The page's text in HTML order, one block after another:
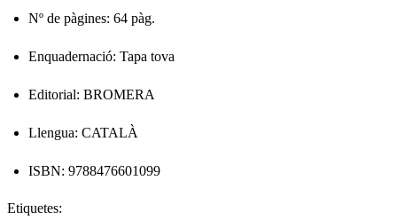
Nº de pàgines: 64 pàg.
Enquadernació: Tapa tova
Editorial: BROMERA
Llengua: CATALÀ
ISBN: 9788476601099
Etiquetes: